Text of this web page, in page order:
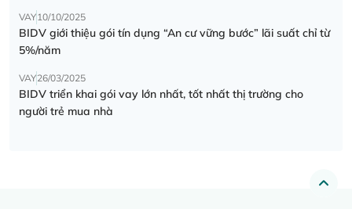
VAY10/10/2025
BIDV giới thiệu gói tín dụng “An cư vững bước” lãi suất chỉ từ
5%/năm
VAY26/03/2025
BIDV triển khai gói vay lớn nhất, tốt nhất thị trường cho
người trẻ mua nhà